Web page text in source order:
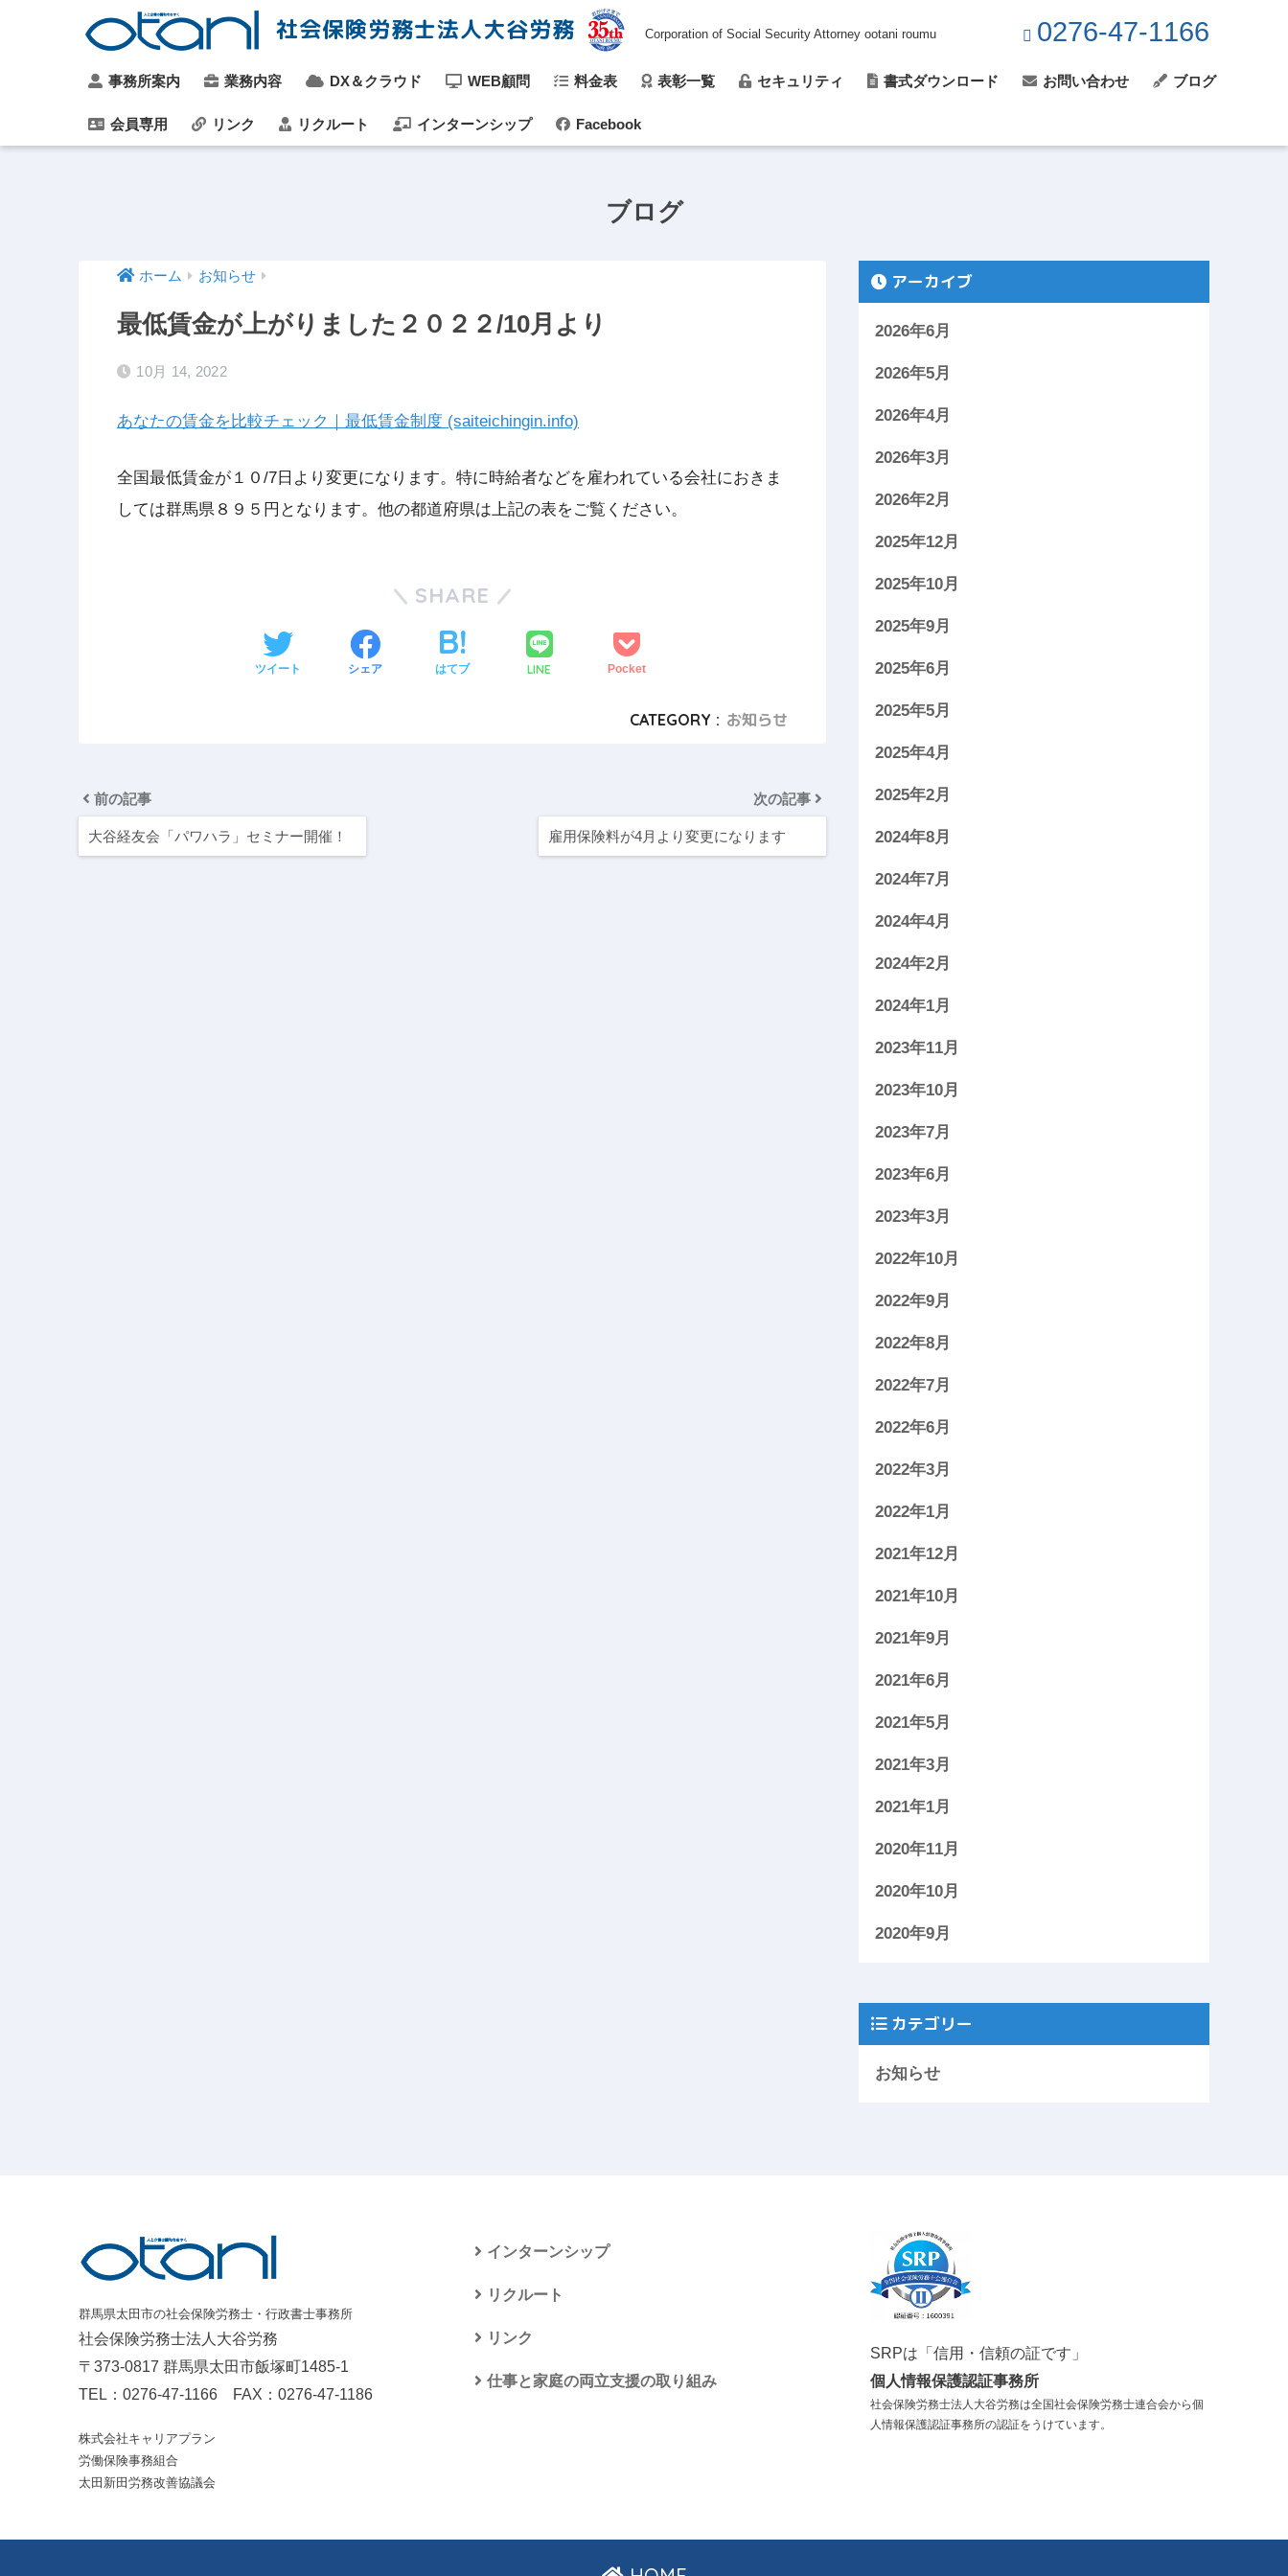
社会保険労務士法人大谷労務
事務所案内 業務内容 DX＆クラウド WEB顧問 料金表 表彰一覧 セキュリティ 書式ダウンロード お問い合わせ ブログ
会員専用 リンク リクルート インターンシップ Facebook
Corporation of Social Security Attorney ootani roumu 0276-47-1166
ブログ
ホーム お知らせ
最低賃金が上がりました２０２２/10月より
10月 14, 2022
あなたの賃金を比較チェック｜最低賃金制度 (saiteichingin.info)
全国最低賃金が１０/7日より変更になります。特に時給者などを雇われている会社におきま
しては群馬県８９５円となります。他の都道府県は上記の表をご覧ください。
SHARE
ツイート シェア はてブ LINE Pocket
CATEGORY : お知らせ
前の記事
大谷経友会「パワハラ」セミナー開催！
次の記事
雇用保険料が4月より変更になります
アーカイブ
2026年6月
2026年5月
2026年4月
2026年3月
2026年2月
2025年12月
2025年10月
2025年9月
2025年6月
2025年5月
2025年4月
2025年2月
2024年8月
2024年7月
2024年4月
2024年2月
2024年1月
2023年11月
2023年10月
2023年7月
2023年6月
2023年3月
2022年10月
2022年9月
2022年8月
2022年7月
2022年6月
2022年3月
2022年1月
2021年12月
2021年10月
2021年9月
2021年6月
2021年5月
2021年3月
2021年1月
2020年11月
2020年10月
2020年9月
カテゴリー
お知らせ
群馬県太田市の社会保険労務士・行政書士事務所
社会保険労務士法人大谷労務
〒373-0817 群馬県太田市飯塚町1485-1
TEL： 0276-47-1166 FAX：0276-47-1186
株式会社キャリアプラン
労働保険事務組合
太田新田労務改善協議会
インターンシップ
リクルート
リンク
仕事と家庭の両立支援の取り組み
SRPは「信用・信頼の証です」
個人情報保護認証事務所
社会保険労務士法人大谷労務は全国社会保険労務士連合会から個
人情報保護認証事務所の認証をうけています。